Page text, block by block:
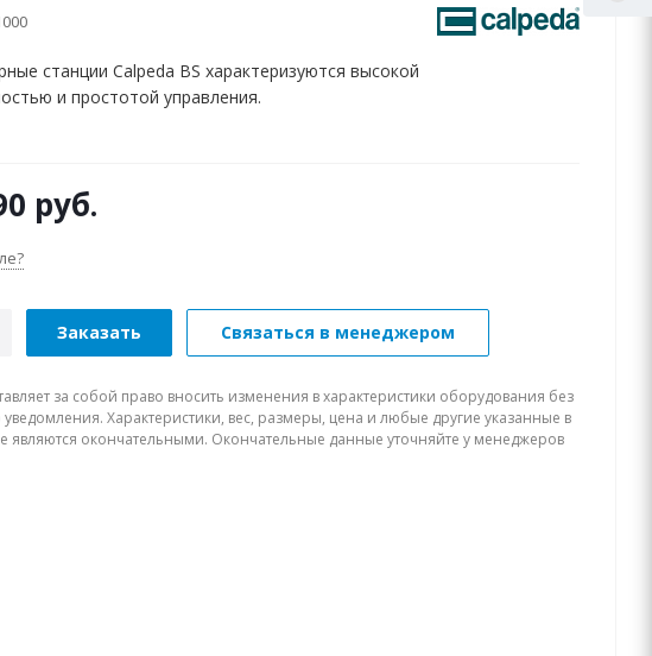
станции Calpeda BS характеризуются высокой
и простотой управления.
руб.
Заказать Связаться в менеджером
за собой право вносить изменения в характеристики оборудования без
Характеристики, вес, размеры, цена и любые другие указанные в
являются окончательными. Окончательные данные уточняйте у менеджеров